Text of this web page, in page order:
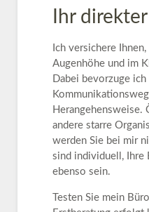
Ihr
Ich versichere
Augenhöhe und im
Dabei bevorzuge
Herangehensweise.
andere starre
werden Sie bei mir
sind individuell, Ihre
ebenso sein.
Testen Sie mein